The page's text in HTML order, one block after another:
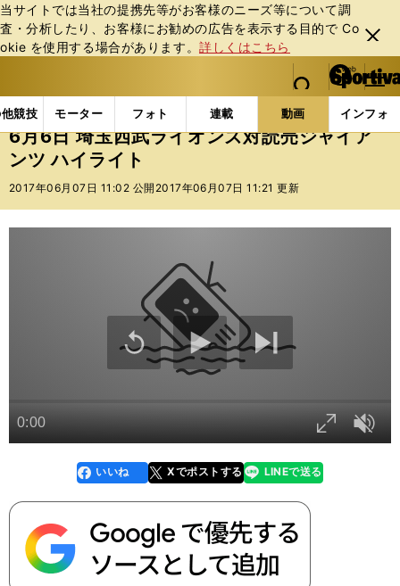
当サイトでは当社の提携先等がお客様のニーズ等について調
査・分析したり、お客様にお勧めの広告を表⽰する⽬的で Co
okie を使⽤する場合があります。詳しくはこちら
閉じ
る
web Sportiva (webスポルティーバ)
検索
マイペ
ー
ジ
メニュ
競技 モーター フォト 連載 動画 インフォ
b
ス
ポ
ル
動画 eplayer 6月6日 埼玉西武ライオンズ対読売ジ
6月6日 埼玉西武ライオンズ対読売ジャイア
ンツ ハイライト
2017年06月07日 11:02 公開 2017年06月07日 11:21 更新
faceboo
k
いいね Xでポストする
line LINEで送る